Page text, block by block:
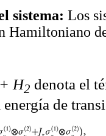
sistema: Los
Hamiltoniano
+H2 denota el
energía de